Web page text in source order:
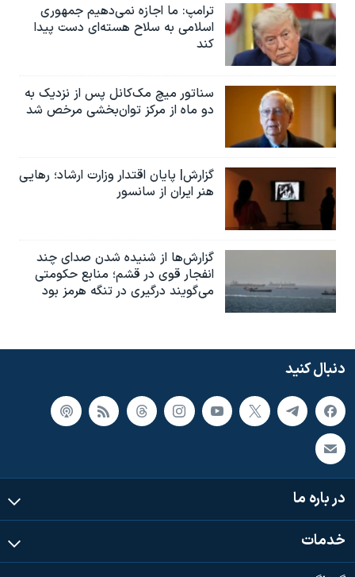
ترامپ: ما اجازه نمی‌دهیم جمهوری
اسلامی به سلاح هسته‌ای دست پیدا
کند
سناتور میچ مک‌کانل پس از نزدیک به
دو ماه از مرکز توان‌بخشی مرخص شد
گزارش| پایان اقتدار وزارت ارشاد؛ رهایی
هنر ایران از سانسور
گزارش‌ها از شنیده شدن صدای چند
انفجار قوی در قشم؛ منابع حکومتی
می‌گویند درگیری در تنگه هرمز بود
دنبال کنید
در باره ما
خدمات